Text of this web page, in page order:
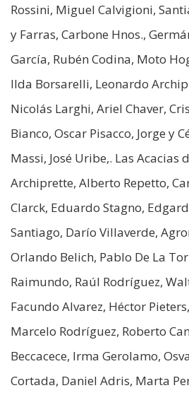
Rossini, Miguel Calvigioni,
y Farras, Carbone Hnos.,
García, Rubén Codina, Moto
Ilda Borsarelli, Leonardo
Nicolás Larghi, Ariel Chaver,
Bianco, Oscar Pisacco, Jorge y
Massi, José Uribe,. Las Acacias
Archiprette, Alberto Repetto,
Clarck, Eduardo Stagno,
Santiago, Darío Villaverde,
Orlando Belich, Pablo De La
Raimundo, Raúl Rodríguez,
Facundo Alvarez, Héctor
Marcelo Rodríguez, Roberto
Beccacece, Irma Gerolamo,
Cortada, Daniel Adris, Marta